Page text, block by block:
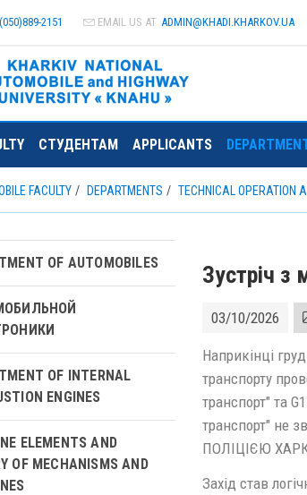
2151 EMAIL US AT ADMIN@KHADI.KHARKOV.UA
СТУДЕНТАМ APPLICANTS
FACULTY DEPARTMENTS TECHNICAL OPERATION
Зустріч з
03/10/2026
Наприкінці
транспорту
транспорт" та
транспорт" не
ПОЛІЦІЄЮ
Захід став
OF AUTOMOBILES
OF INTERNAL
ENGINES
ELEMENTS AND
OF MECHANISMS AND